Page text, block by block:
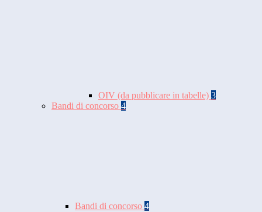
OIV (da pubblicare in tabelle) 3
Bandi di concorso 4
Bandi di concorso 4